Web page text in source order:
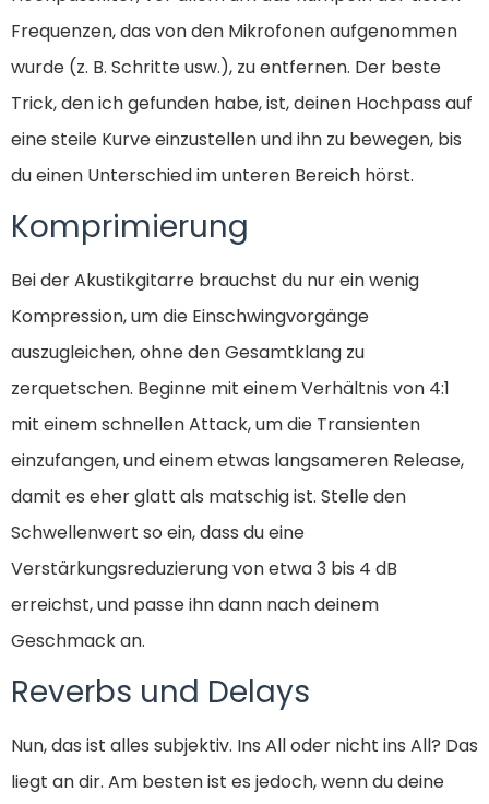
Frequenzen, das von den Mikrofonen aufgenommen
wurde (z. B. Schritte usw.), zu entfernen. Der beste
Trick, den ich gefunden habe, ist, deinen Hochpass auf
eine steile Kurve einzustellen und ihn zu bewegen, bis
du einen Unterschied im unteren Bereich hörst.
Komprimierung
Bei der Akustikgitarre brauchst du nur ein wenig
Kompression, um die Einschwingvorgänge
auszugleichen, ohne den Gesamtklang zu
zerquetschen. Beginne mit einem Verhältnis von 4:1
mit einem schnellen Attack, um die Transienten
einzufangen, und einem etwas langsameren Release,
damit es eher glatt als matschig ist. Stelle den
Schwellenwert so ein, dass du eine
Verstärkungsreduzierung von etwa 3 bis 4 dB
erreichst, und passe ihn dann nach deinem
Geschmack an.
Reverbs und Delays
Nun, das ist alles subjektiv. Ins All oder nicht ins All? Das
liegt an dir. Am besten ist es jedoch, wenn du deine